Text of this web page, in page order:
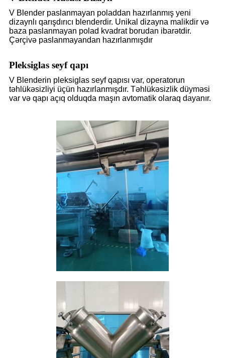
V Blender paslanmayan poladdan hazırlanmış yeni
dizaynlı qarışdırıcı blenderdir. Unikal dizayna malikdir və
baza paslanmayan polad kvadrat borudan ibarətdir.
Çərçivə paslanmayandan hazırlanmışdır
Pleksiglas seyf qapı
V Blenderin pleksiglas seyf qapısı var, operatorun
təhlükəsizliyi üçün hazırlanmışdır. Təhlükəsizlik düyməsi
var və qapı açıq olduqda maşın avtomatik olaraq dayanır.